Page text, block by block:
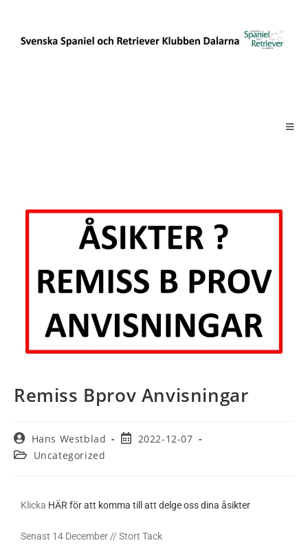
Remiss Bprov Anvisningar
Hans Westblad
2022-12-07
Uncategorized
Klicka HÄR för att komma till att delge oss dina åsikter
Senast 14 December // Stort Tack